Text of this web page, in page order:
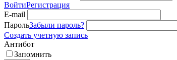
ВойтиРегистрация
E-mail
ПарольЗабыли пароль?
Создать учетную запись
Антибот
Запомнить